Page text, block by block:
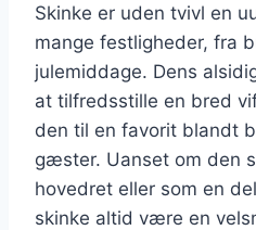
Skinke er uden tvivl en
mange festligheder, fra
julemiddage. Dens
at tilfredsstille en bred
den til en favorit blandt
gæster. Uanset om den
hovedret eller som en
skinke altid være en